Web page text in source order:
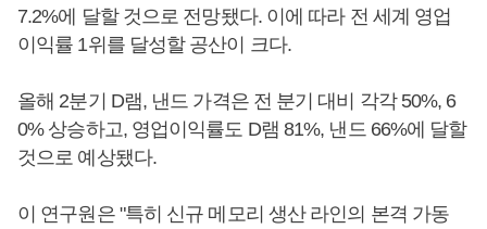
7.2%에 달할 것으로 전망됐다. 이에 따라 전 세계 영업
이익률 1위를 달성할 공산이 크다.
올해 2분기 D램, 낸드 가격은 전 분기 대비 각각 50%, 6
0% 상승하고, 영업이익률도 D램 81%, 낸드 66%에 달할
것으로 예상됐다.
이 연구원은 "특히 신규 메모리 생산 라인의 본격 가동